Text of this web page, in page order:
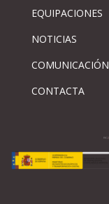
EQUIPACIONES
NOTICIAS
COMUNICACIÓN
CONTACTA